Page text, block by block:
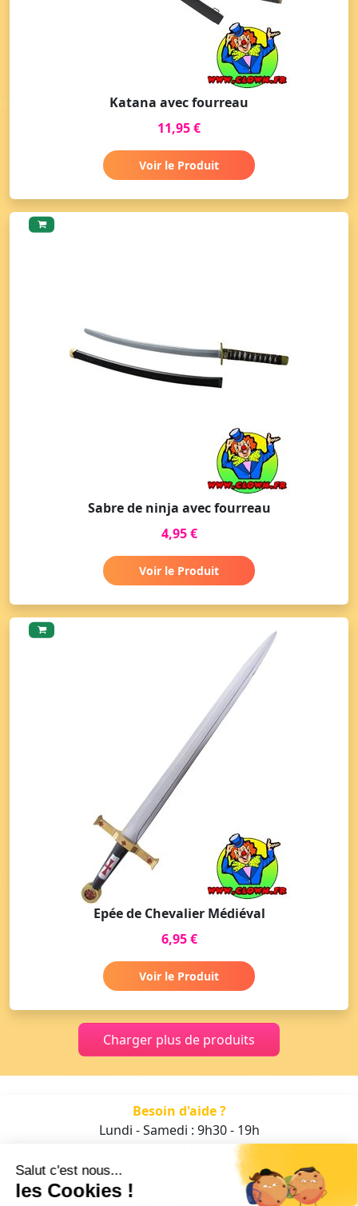
Katana avec fourreau
11,95 €
Voir le Produit
Sabre de ninja avec fourreau
4,95 €
Voir le Produit
Epée de Chevalier Médiéval
6,95 €
Voir le Produit
Charger plus de produits
Besoin d'aide ?
Lundi - Samedi : 9h30 - 19h